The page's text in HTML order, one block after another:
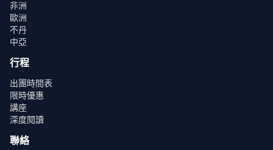
非洲
歐洲
不丹
中亞
行程
出團時間表
限時優惠
講座
深度閱讀
聯絡